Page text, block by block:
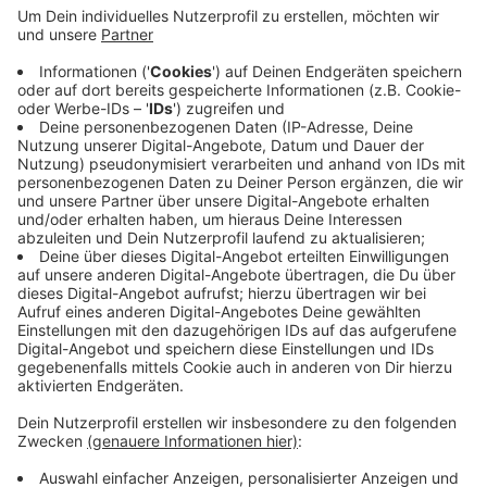
Der 26-Jährige soll im Juni versucht haben, Unfälle mit
entgegenkommenden Autos zu provozieren, um sich
umzubringen. Die Staatsanwältin sagte beim
Prozessauftakt, der Angeklagte habe den Tod
unschuldiger Menschen in Kauf genommen. Der Mann
soll zur Tatzeit unter Schizophrenie gelitten haben. Er
könnte in einer geschlossenen Psychatrie landen. Im
Januar soll das Urteil fallen.
Anzeige
Anzeige